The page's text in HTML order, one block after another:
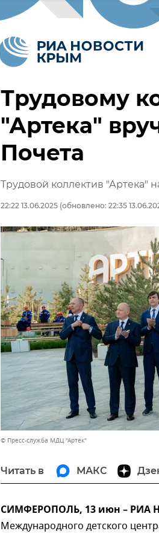
Трудовому
"Артека"
Почета
Трудовой коллектив "Артека"
22:22 13.06.2025 (обновлено: 22:35
© Пресс-служба МДЦ "Артек"
Читать в МАКС
СИМФЕРОПОЛЬ, 13 июн – РИА
Международного детского